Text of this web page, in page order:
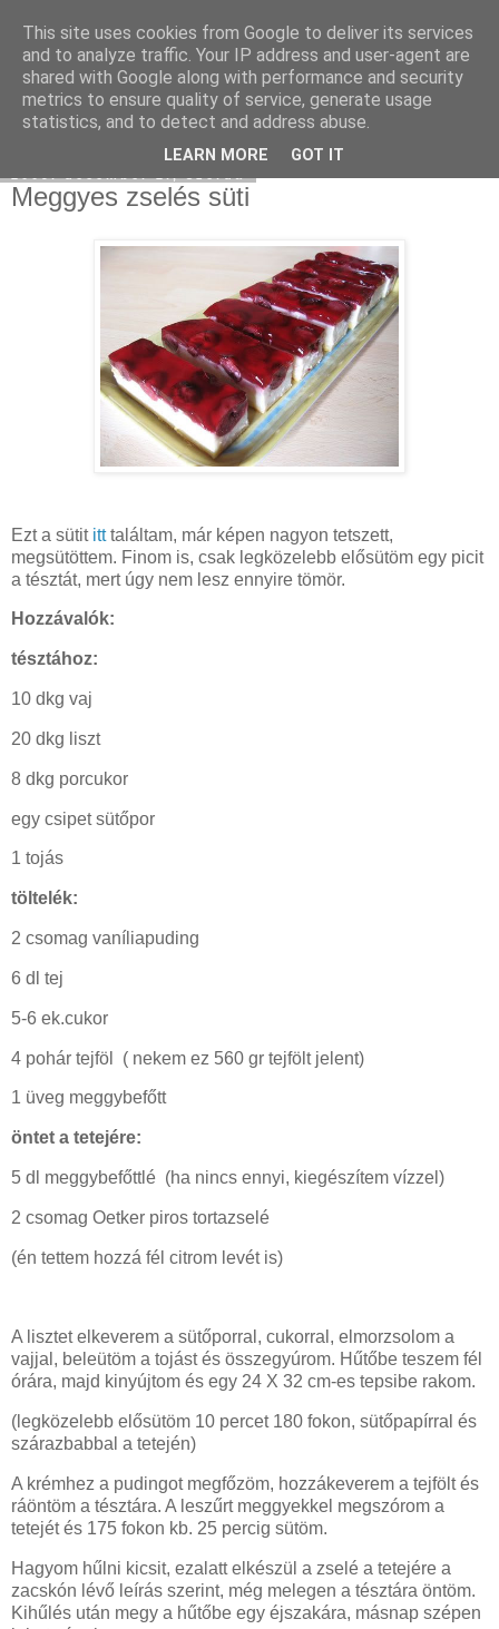
Moha Konyha
Meggyes zselés süti
Ezt a sütititttaláltam, már képen nagyon tetszett,
megsütöttem. Finom is, csak legközelebb elősütöm egy picit
a tésztát, mert úgy nem lesz ennyire tömör.
Hozzávalók:
tésztához:
10 dkg vaj
20 dkg liszt
8 dkg porcukor
egy csipet sütőpor
1 tojás
töltelék:
2 csomag vaníliapuding
6 dl tej
5-6 ek.cukor
4 pohár tejföl ( nekem ez 560 gr tejfölt jelent)
1 üveg meggybefőtt
öntet a tetejére:
5 dl meggybefőttlé (ha nincs ennyi, kiegészítem vízzel)
2 csomag Oetker piros tortazselé
(én tettem hozzá fél citrom levét is)
A lisztet elkeverem a sütőporral, cukorral, elmorzsolom a
vajjal, beleütöm a tojást és összegyúrom. Hűtőbe teszem fél
órára, majd kinyújtom és egy 24 X 32 cm-es tepsibe rakom.
(legközelebb elősütöm 10 percet 180 fokon, sütőpapírral és
szárazbabbal a tetején)
A krémhez a pudingot megfőzöm, hozzákeverem a tejfölt és
ráöntöm a tésztára. A leszűrt meggyekkel megszórom a
tetejét és 175 fokon kb. 25 percig sütöm.
Hagyom hűlni kicsit, ezalatt elkészül a zselé a tetejére a
zacskón lévő leírás szerint, még melegen a tésztára öntöm.
Kihűlés után megy a hűtőbe egy éjszakára, másnap szépen
This site uses cookies from Google to deliver its services
and to analyze traffic. Your IP address and user-agent are
shared with Google along with performance and security
metrics to ensure quality of service, generate usage
statistics, and to detect and address abuse.
LEARN MORE GOT IT